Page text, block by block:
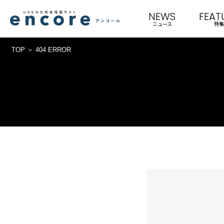
NEWS
ニュース 特集
TOP 404 ERROR